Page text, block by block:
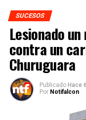
SUCESOS
Lesionado
contra un
Churuguara
Publicado Hace
Por Notifalcon